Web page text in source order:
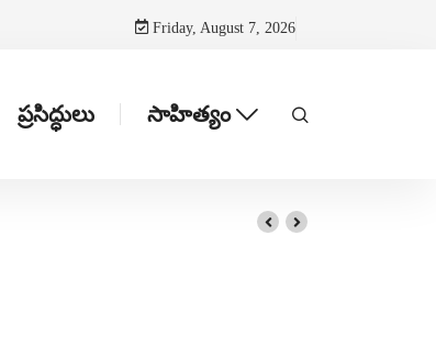
Friday, August 7, 2026
ప్రసిద్ధులు సాహిత్యం